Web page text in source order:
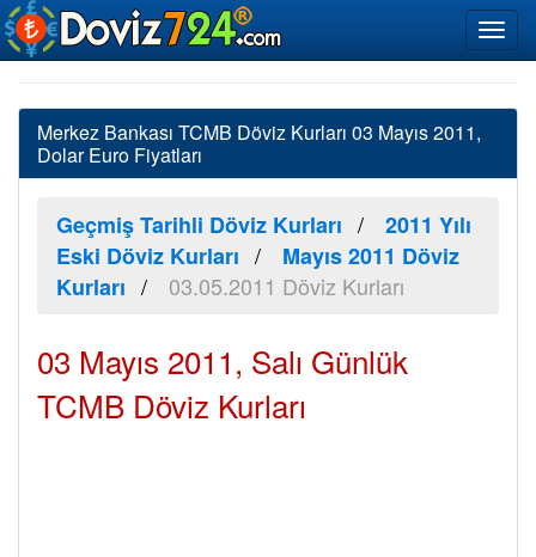
Merkez Bankası TCMB Döviz Kurları 03 Mayıs 2011,
Dolar Euro Fiyatları
Geçmiş Tarihli Döviz Kurları
2011 Yılı
Eski Döviz Kurları
Mayıs 2011 Döviz
Kurları
03.05.2011 Döviz Kurları
03 Mayıs 2011, Salı Günlük
TCMB Döviz Kurları